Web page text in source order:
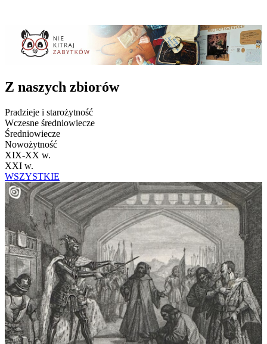
Z naszych zbiorów
Pradzieje i starożytność
Wczesne średniowiecze
Średniowiecze
Nowożytność
XIX-XX w.
XXI w.
WSZYSTKIE